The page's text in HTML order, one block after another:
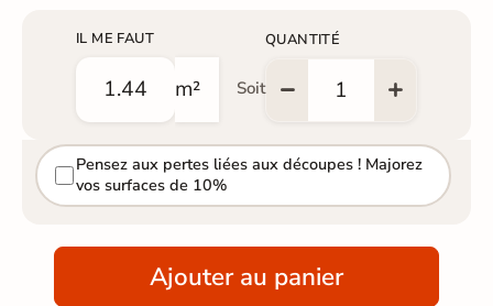
IL ME FAUT
m² Soit
QUANTITÉ
Pensez aux pertes liées aux découpes ! Majorez
vos surfaces de 10%
Ajouter au panier